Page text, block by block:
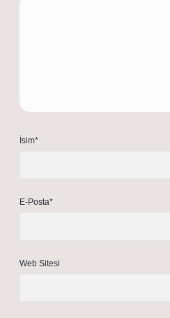
İsim*
E-Posta*
Web Sitesi